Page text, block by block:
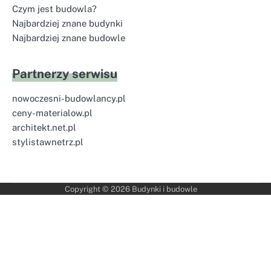
Czym jest budowla?
Najbardziej znane budynki
Najbardziej znane budowle
Partnerzy serwisu
nowoczesni-budowlancy.pl
ceny-materialow.pl
architekt.net.pl
stylistawnetrz.pl
Copyright © 2026 Budynki i budowle